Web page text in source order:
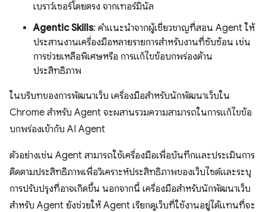
เบราว์เซอร์โดยตรง จากเทอร์มินัล
Agentic Skills: คำแนะนำจากผู้เชี่ยวชาญที่สอน Agent ให้
ประสานงานเครื่องมือหลายรายการสำหรับงานที่ซับซ้อน เช่น
การช่วยเหลือพิเศษหรือ การแก้ไขข้อบกพร่องด้าน
ประสิทธิภาพ
ในบริบทของการพัฒนาเว็บ เครื่องมือสำหรับนักพัฒนาเว็บใน
Chrome สำหรับ Agent จะผสานรวมความสามารถในการแก้ไขข้อ
บกพร่องเข้ากับ AI Agent
ตัวอย่างเช่น Agent สามารถใช้เครื่องมือเพื่อบันทึกและประเมินการ
ติดตามประสิทธิภาพเพื่อวิเคราะห์ประสิทธิภาพของเว็บไซต์และระบุ
การปรับปรุงที่อาจเกิดขึ้น นอกจากนี้ เครื่องมือสำหรับนักพัฒนาเว็บ
สำหรับ Agent ยังช่วยให้ Agent เรียกดูเว็บที่ใช้งานอยู่ได้แทนที่จะ